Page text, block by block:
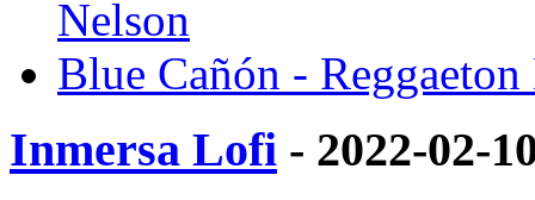
Nelson
Blue Cañón -
Inmersa Lofi - 2022-02-